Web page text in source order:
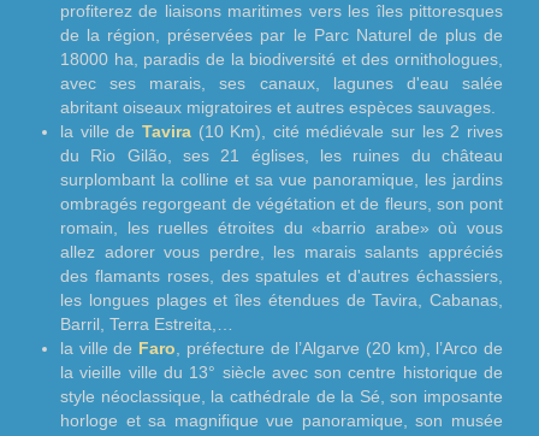
profiterez de liaisons maritimes vers les îles pittoresques
de la région, préservées par le Parc Naturel de plus de
18000 ha, paradis de la biodiversité et des ornithologues,
avec ses marais, ses canaux, lagunes d'eau salée
abritant oiseaux migratoires et autres espèces sauvages.
la ville de Tavira(10 Km), cité médiévale sur les 2 rives
du Rio Gilão, ses 21 églises, les ruines du château
surplombant la colline et sa vue panoramique, les jardins
ombragés regorgeant de végétation et de fleurs, son pont
romain, les ruelles étroites du «barrio arabe» où vous
allez adorer vous perdre, les marais salants appréciés
des flamants roses, des spatules et d'autres échassiers,
les longues plages et îles étendues de Tavira, Cabanas,
Barril, Terra Estreita,…
la ville de Faro , préfecture de l’Algarve (20 km), l’Arco de
la vieille ville du 13° siècle avec son centre historique de
style néoclassique, la cathédrale de la Sé, son imposante
horloge et sa magnifique vue panoramique, son musée